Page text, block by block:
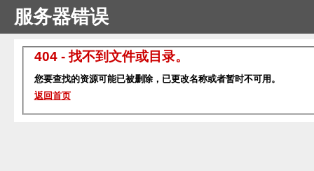
服务器错误
404 - 找不到文件或目录。
您要查找的资源可能已被删除，已更改名称或者暂时不可用。
返回首页